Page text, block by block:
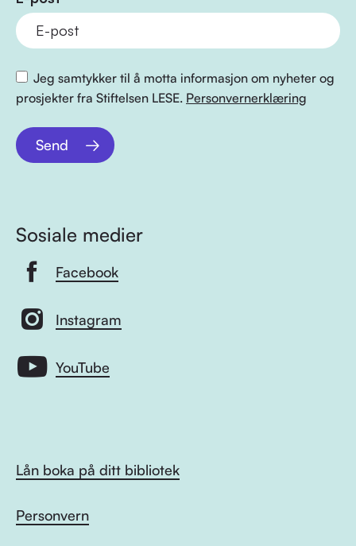
Jeg samtykker til å motta informasjon om nyheter og
prosjekter fra Stiftelsen LESE. Personvernerklæring
Send
Sosiale medier
Facebook
Instagram
YouTube
Lån boka på ditt bibliotek
Personvern